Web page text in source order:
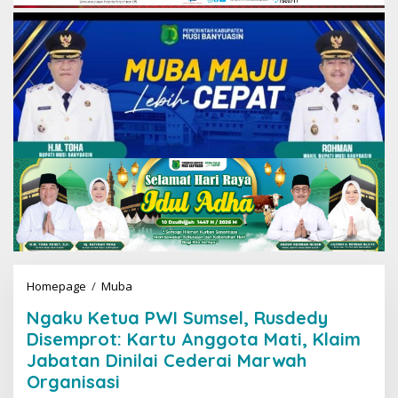
Homepage / Muba
a
k
u
K
Ngaku Ketua PWI Sumsel, Rusdedy
Disemprot: Kartu Anggota Mati, Klaim
Jabatan Dinilai Cederai Marwah
Organisasi